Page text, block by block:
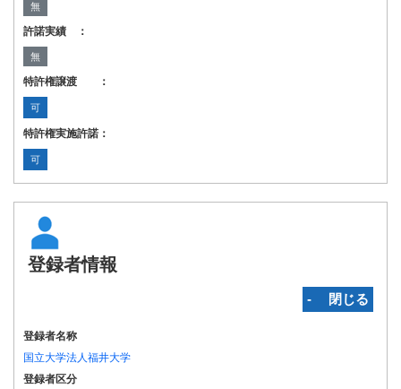
無
許諾実績 ：
無
特許権譲渡 ：
可
特許権実施許諾：
可
登録者情報
‐ 閉じる
登録者名称
国立大学法人福井大学
登録者区分